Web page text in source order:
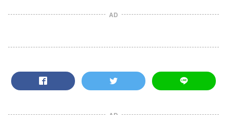
AD